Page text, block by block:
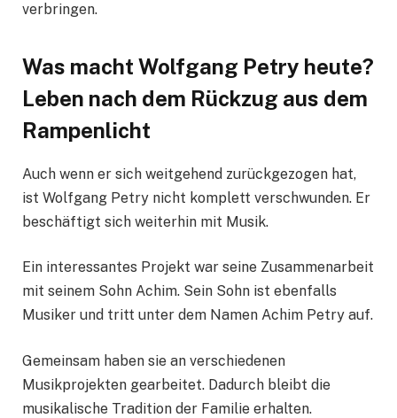
verbringen.
Was macht Wolfgang Petry heute?
Leben nach dem Rückzug aus dem
Rampenlicht
Auch wenn er sich weitgehend zurückgezogen hat,
ist Wolfgang Petry nicht komplett verschwunden. Er
beschäftigt sich weiterhin mit Musik.
Ein interessantes Projekt war seine Zusammenarbeit
mit seinem Sohn Achim. Sein Sohn ist ebenfalls
Musiker und tritt unter dem Namen Achim Petry auf.
Gemeinsam haben sie an verschiedenen
Musikprojekten gearbeitet. Dadurch bleibt die
musikalische Tradition der Familie erhalten.